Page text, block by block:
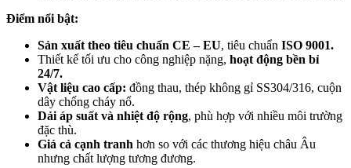
Điểm nổi bật:
Sản xuất theo tiêu chuẩn CE – EU, tiêu chuẩn ISO 9001.
Thiết kế tối ưu cho công nghiệp nặng, hoạt động bền bỉ
24/7.
Vật liệu cao cấp: đồng thau, thép không gỉ SS304/316, cuộn
dây chống cháy nổ.
Dải áp suất và nhiệt độ rộng, phù hợp với nhiều môi trường
đặc thù.
Giá cả cạnh tranh hơn so với các thương hiệu châu Âu
nhưng chất lượng tương đương.